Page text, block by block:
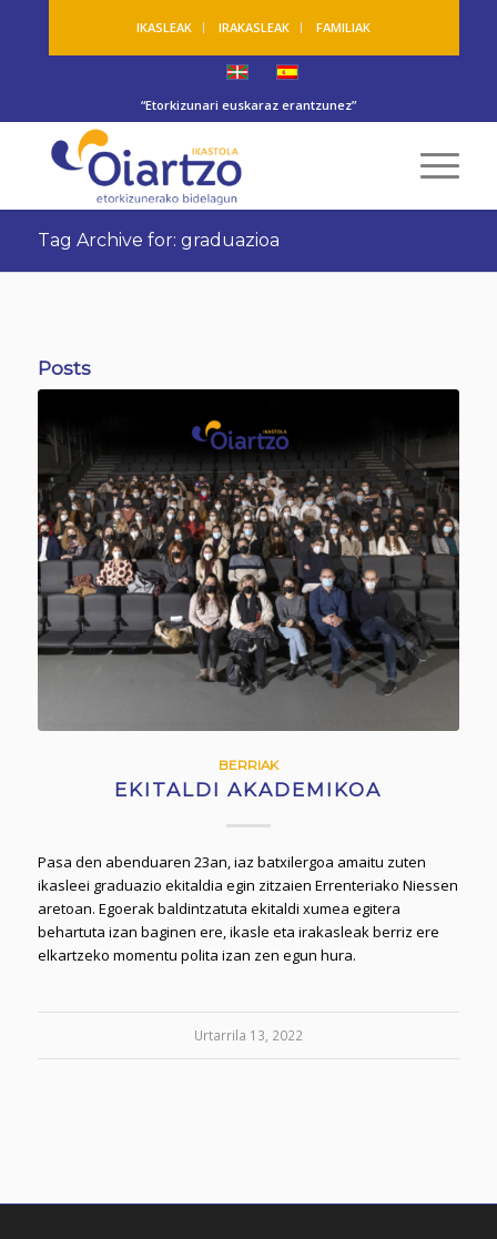
IKASLEAK IRAKASLEAK FAMILIAK
“Etorkizunari euskaraz erantzunez”
Tag Archive for: graduazioa
Posts
BERRIAK
EKITALDI AKADEMIKOA
Pasa den abenduaren 23an, iaz batxilergoa amaitu zuten
ikasleei graduazio ekitaldia egin zitzaien Errenteriako Niessen
aretoan. Egoerak baldintzatuta ekitaldi xumea egitera
behartuta izan baginen ere, ikasle eta irakasleak berriz ere
elkartzeko momentu polita izan zen egun hura.
Urtarrila 13, 2022